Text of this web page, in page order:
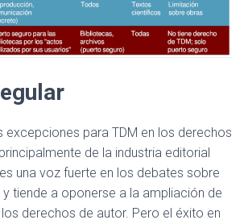
excepciones para TDM en los derechos
de la industria editorial
una voz fuerte en los debates sobre
tiende a oponerse a la ampliación de
derechos de autor. Pero el éxito en